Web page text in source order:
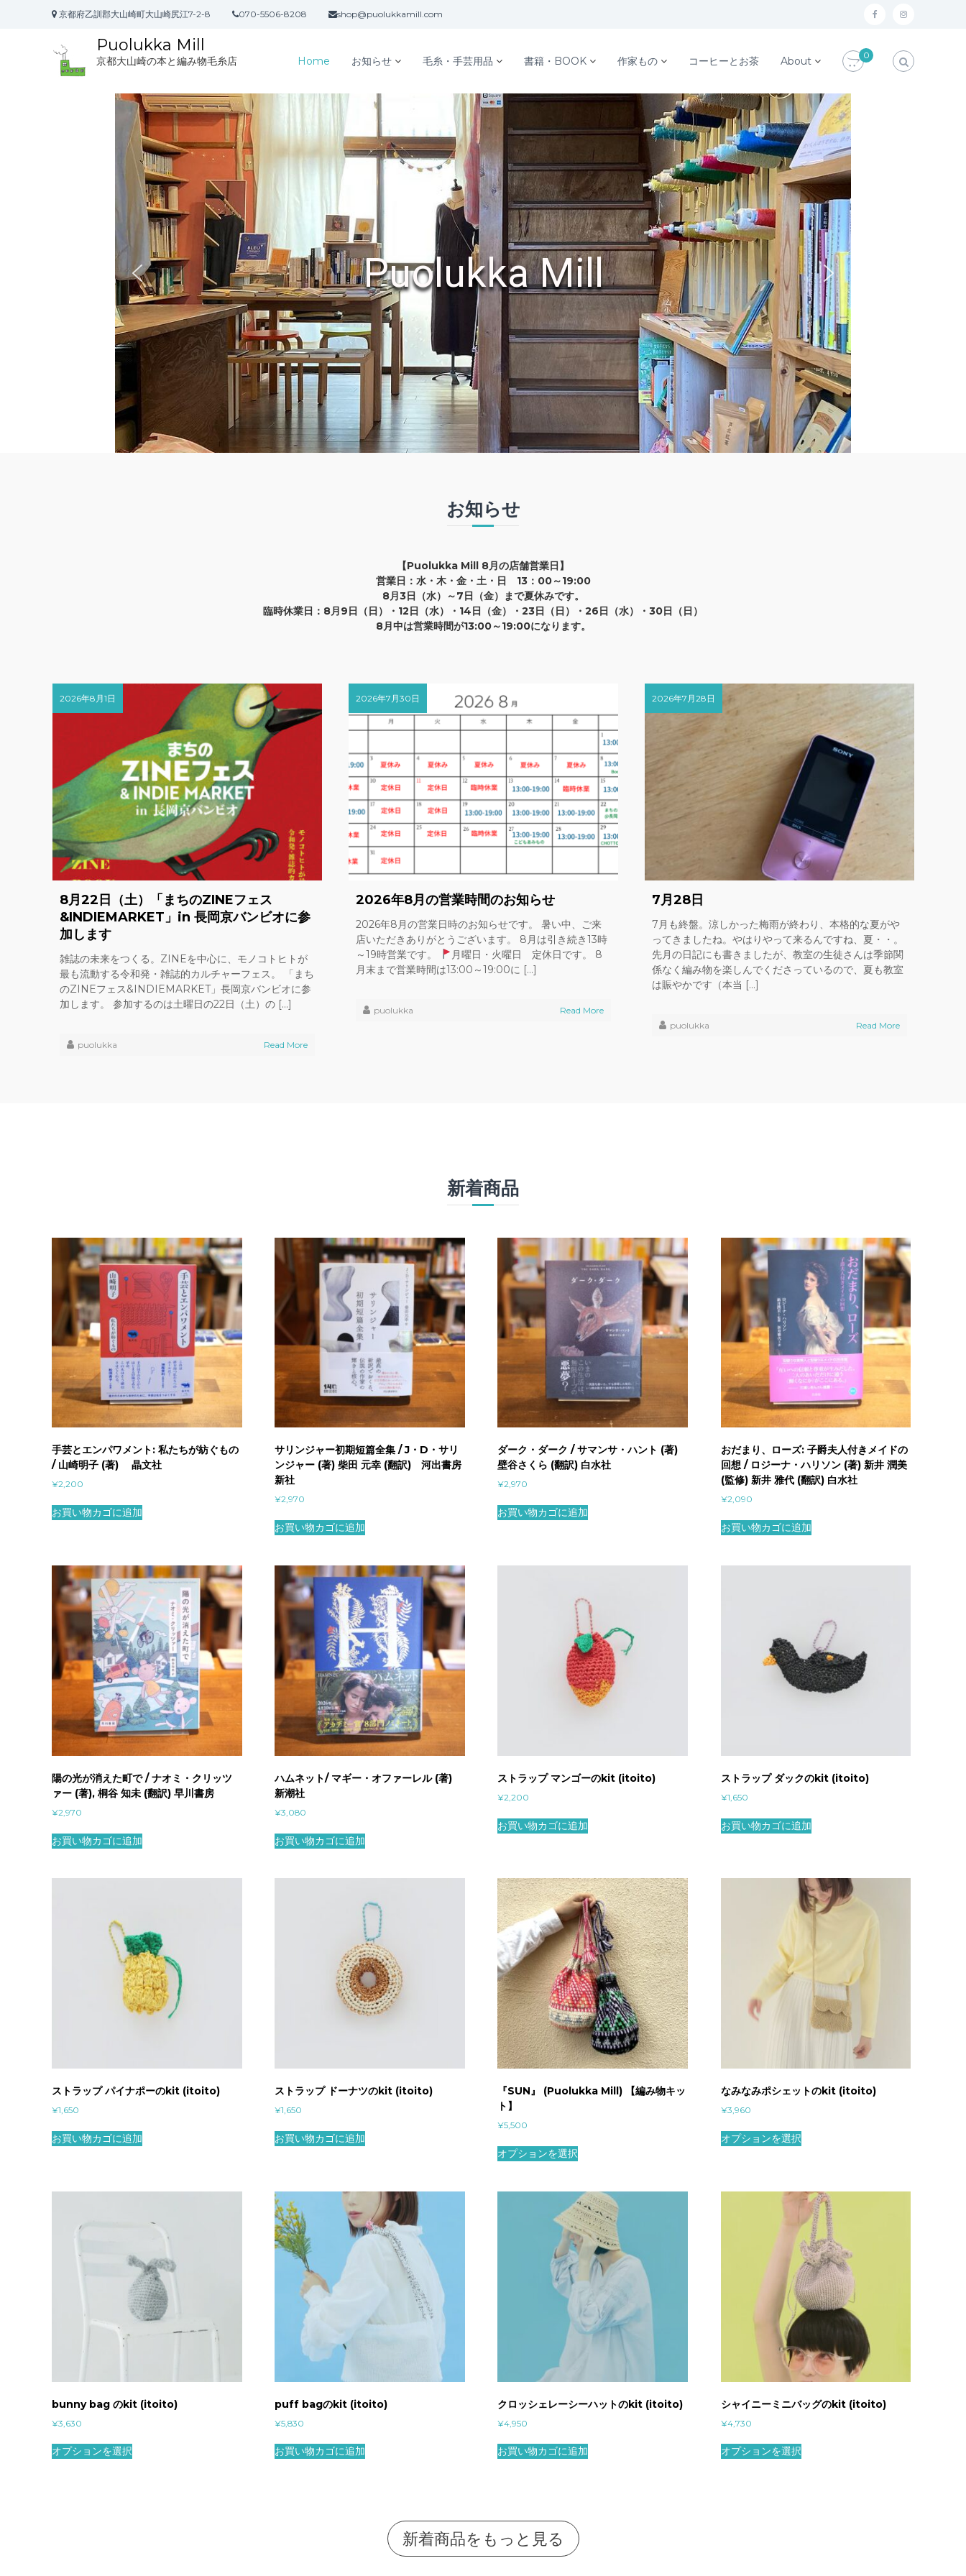
京都府乙訓郡大山崎町大山崎尻江7-2-8 070-5506-8208 shop@puolukkamill.com f i
Puolukka Mill
京都大山崎の本と編み物毛糸店 Home お知らせ 毛糸・手芸用品 書籍・BOOK 作家もの コーヒーとお茶 About 0
お知らせ
【Puolukka Mill 8月の店舗営業日】
営業日：水・木・金・土・日 13：00～19:00
8月3日（水）～7日（金）まで夏休みです。
臨時休業日：8月9日（日）・12日（水）・14日（金）・23日（日）・26日（水）・30日（日）
8月中は営業時間が13:00～19:00になります。
2026年8月1日
8月22日（土）「まちのZINEフェス
&INDIEMARKET」in 長岡京バンビオに参
加します
雑誌の未来をつくる。ZINEを中心に、モノコトヒトが
最も流動する令和発・雑誌的カルチャーフェス。 「まち
のZINEフェス&INDIEMARKET」長岡京バンビオに参
加します。 参加するのは土曜日の22日（土）の […]
puolukka Read More
2026年7月30日
2026年8月の営業時間のお知らせ
2026年8月の営業日時のお知らせです。 暑い中、ご来
店いただきありがとうございます。 8月は引き続き13時
～19時営業です。
月曜日・火曜日 定休日です。 8
月末まで営業時間は13:00～19:00に […]
puolukka Read More
2026年7月28日
7月28日
7月も終盤。涼しかった梅雨が終わり、本格的な夏がや
ってきましたね。やはりやって来るんですね、夏・・。
先月の日記にも書きましたが、教室の生徒さんは季節関
係なく編み物を楽しんでくださっているので、夏も教室
は賑やかです（本当 […]
puolukka Read More
新着商品
手芸とエンパワメント: 私たちが紡ぐもの
/ 山崎明子 (著) 晶文社
¥2,200
お買い物カゴに追加
サリンジャー初期短篇全集 / J・D・サリ
ンジャー (著) 柴田 元幸 (翻訳) 河出書房
新社
¥2,970
お買い物カゴに追加
ダーク・ダーク / サマンサ・ハント (著)
壁谷さくら (翻訳) 白水社
¥2,970
お買い物カゴに追加
おだまり、ローズ: 子爵夫人付きメイドの
回想 / ロジーナ・ハリソン (著) 新井 潤美
(監修) 新井 雅代 (翻訳) 白水社
¥2,090
お買い物カゴに追加
陽の光が消えた町で / ナオミ・クリッツ
ァー (著), 桐谷 知未 (翻訳) 早川書房
¥2,970
お買い物カゴに追加
ハムネット/ マギー・オファーレル (著)
新潮社
¥3,080
お買い物カゴに追加
ストラップ マンゴーのkit (itoito)
¥2,200
お買い物カゴに追加
ストラップ ダックのkit (itoito)
¥1,650
お買い物カゴに追加
ストラップ パイナポーのkit (itoito)
¥1,650
お買い物カゴに追加
ストラップ ドーナツのkit (itoito)
¥1,650
お買い物カゴに追加
『SUN』 (Puolukka Mill) 【編み物キッ
ト】
¥5,500
オプションを選択
なみなみポシェットのkit (itoito)
¥3,960
オプションを選択
bunny bag のkit (itoito)
¥3,630
オプションを選択
puff bagのkit (itoito)
¥5,830
お買い物カゴに追加
クロッシェレーシーハットのkit (itoito)
¥4,950
お買い物カゴに追加
シャイニーミニバッグのkit (itoito)
¥4,730
オプションを選択
新着商品をもっと見る